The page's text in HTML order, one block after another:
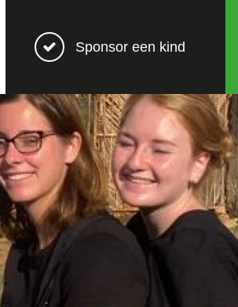
Sponsor een kind